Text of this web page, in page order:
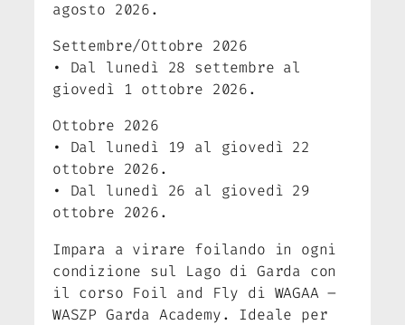
agosto 2026.
Settembre/Ottobre 2026
• Dal lunedì 28 settembre al
giovedì 1 ottobre 2026.
Ottobre 2026
• Dal lunedì 19 al giovedì 22
ottobre 2026.
• Dal lunedì 26 al giovedì 29
ottobre 2026.
Impara a virare foilando in ogni
condizione sul Lago di Garda con
il corso Foil and Fly di WAGAA –
WASZP Garda Academy. Ideale per